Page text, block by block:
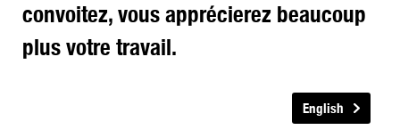
convoitez, vous apprécierez beaucoup
plus votre travail.
English